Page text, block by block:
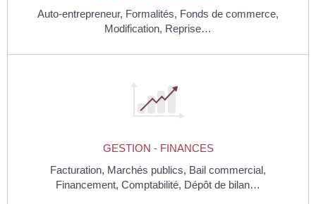
Auto-entrepreneur, Formalités, Fonds de commerce,
Modification, Reprise…
GESTION - FINANCES
Facturation, Marchés publics, Bail commercial,
Financement, Comptabilité, Dépôt de bilan…